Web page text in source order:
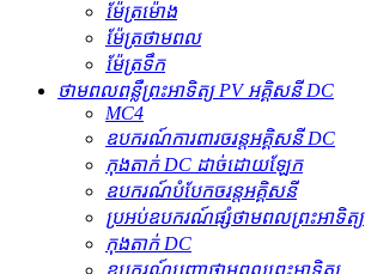
ម៉ែត្រម៉ោង
ម៉ែត្រថាមពល
ម៉ែត្រទឹក
ថាមពលពន្លឺព្រះអាទិត្យ PV អគ្គិសនី DC
MC4
ឧបករណ៍ការពារចរន្តអគ្គិសនី DC
កុងតាក់ DC ដាច់ដោយឡែក
ឧបករណ៍បំបែកចរន្តអគ្គិសនី
ប្រអប់ឧបករណ៍ផ្សំថាមពលព្រះអាទិត្យ
កុងតាក់ DC